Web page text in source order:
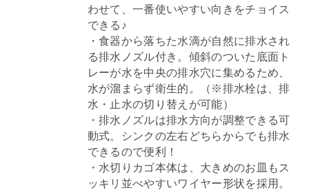
わせて、一番使いやすい向きをチョイス
できる♪
・食器から落ちた水滴が自然に排水され
る排水ノズル付き。傾斜のついた底面ト
レーが水を中央の排水穴に集めるため、
水が溜まらず衛生的。（※排水栓は、排
水・止水の切り替えが可能）
・排水ノズルは排水方向が調整できる可
動式。シンクの左右どちらからでも排水
できるので便利！
・水切りカゴ本体は、大きめのお皿もス
ッキリ並べやすいワイヤー形状を採用。